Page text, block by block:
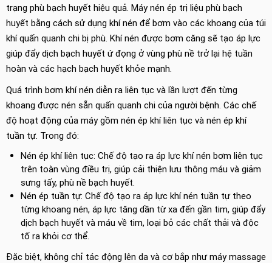
trạng phù bạch huyết hiệu quả. Máy nén ép trị liệu phù bạch
huyết bằng cách sử dụng khí nén để bơm vào các khoang của túi
khí quấn quanh chi bị phù. Khí nén được bơm căng sẽ tạo áp lực
giúp đẩy dịch bạch huyết ứ đọng ở vùng phù nề trở lại hệ tuần
hoàn và các hạch bạch huyết khỏe mạnh.
Quá trình bơm khí nén diễn ra liên tục và lần lượt đến từng
khoang được nén sẵn quấn quanh chi của người bệnh. Các chế
độ hoạt động của máy gồm nén ép khí liên tục và nén ép khí
tuần tự. Trong đó:
Nén ép khí liên tục: Chế độ tạo ra áp lực khí nén bơm liên tục
trên toàn vùng điều trị, giúp cải thiện lưu thông máu và giảm
sưng tấy, phù nề bạch huyết.
Nén ép tuần tự: Chế độ tạo ra áp lực khí nén tuần tự theo
từng khoang nén, áp lực tăng dần từ xa đến gần tim, giúp đẩy
dịch bạch huyết và máu về tim, loại bỏ các chất thải và độc
tố ra khỏi cơ thể.
Đặc biệt, không chỉ tác động lên da và cơ bắp như máy massage